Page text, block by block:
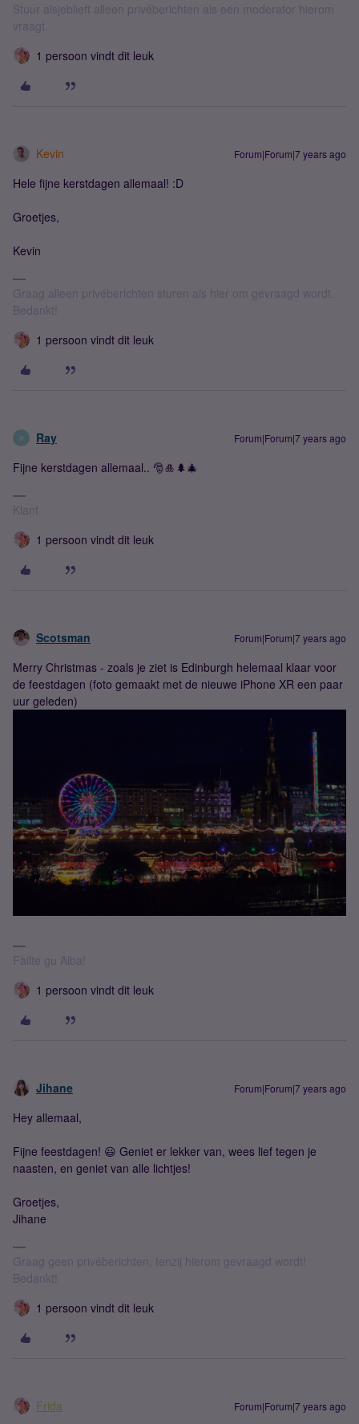
Stuur alsjeblieft alleen privéberichten als een moderator hierom
vraagt.
1 persoon vindt dit leuk
Kevin Forum|Forum|7 years ago
Hele fijne kerstdagen allemaal! :D
Groetjes,
Kevin
Graag alleen privéberichten sturen als hier om gevraagd wordt.
Bedankt!
1 persoon vindt dit leuk
R Ray Forum|Forum|7 years ago
Fijne kerstdagen allemaal.. 🎅🎍🌲🎄
Klant
1 persoon vindt dit leuk
Scotsman Forum|Forum|7 years ago
Merry Christmas - zoals je ziet is Edinburgh helemaal klaar voor
de feestdagen (foto gemaakt met de nieuwe iPhone XR een paar
uur geleden)
Fàilte gu Alba!
1 persoon vindt dit leuk
Jihane Forum|Forum|7 years ago
Hey allemaal,
Fijne feestdagen! 😃 Geniet er lekker van, wees lief tegen je
naasten, en geniet van alle lichtjes!
Groetjes,
Jihane
Graag geen privéberichten, tenzij hierom gevraagd wordt!
Bedankt!
1 persoon vindt dit leuk
Frida Forum|Forum|7 years ago